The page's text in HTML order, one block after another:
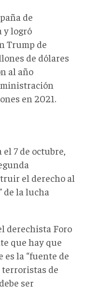
de
y logró
Trump de
de dólares
al año
en 2021.
7 de octubre,
el derecho al
de la lucha
derechista Foro
que hay que
es la “fuente de
terroristas de
ser